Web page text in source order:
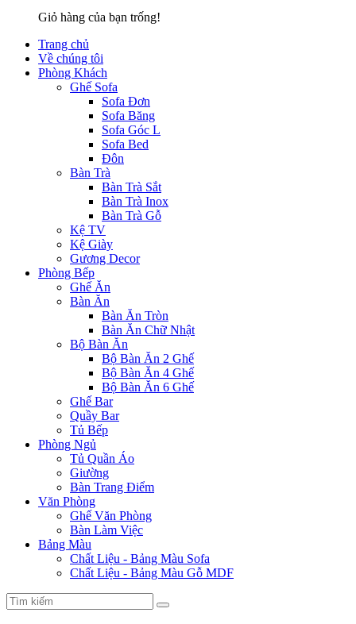
Giỏ hàng của bạn trống!
Trang chủ
Về chúng tôi
Phòng Khách
Ghế Sofa
Sofa Đơn
Sofa Băng
Sofa Góc L
Sofa Bed
Đôn
Bàn Trà
Bàn Trà Sắt
Bàn Trà Inox
Bàn Trà Gỗ
Kệ TV
Kệ Giày
Gương Decor
Phòng Bếp
Ghế Ăn
Bàn Ăn
Bàn Ăn Tròn
Bàn Ăn Chữ Nhật
Bộ Bàn Ăn
Bộ Bàn Ăn 2 Ghế
Bộ Bàn Ăn 4 Ghế
Bộ Bàn Ăn 6 Ghế
Ghế Bar
Quầy Bar
Tủ Bếp
Phòng Ngủ
Tủ Quần Áo
Giường
Bàn Trang Điểm
Văn Phòng
Ghế Văn Phòng
Bàn Làm Việc
Bảng Màu
Chất Liệu - Bảng Màu Sofa
Chất Liệu - Bảng Màu Gỗ MDF